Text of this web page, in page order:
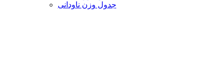
جدول وزن ناودانی